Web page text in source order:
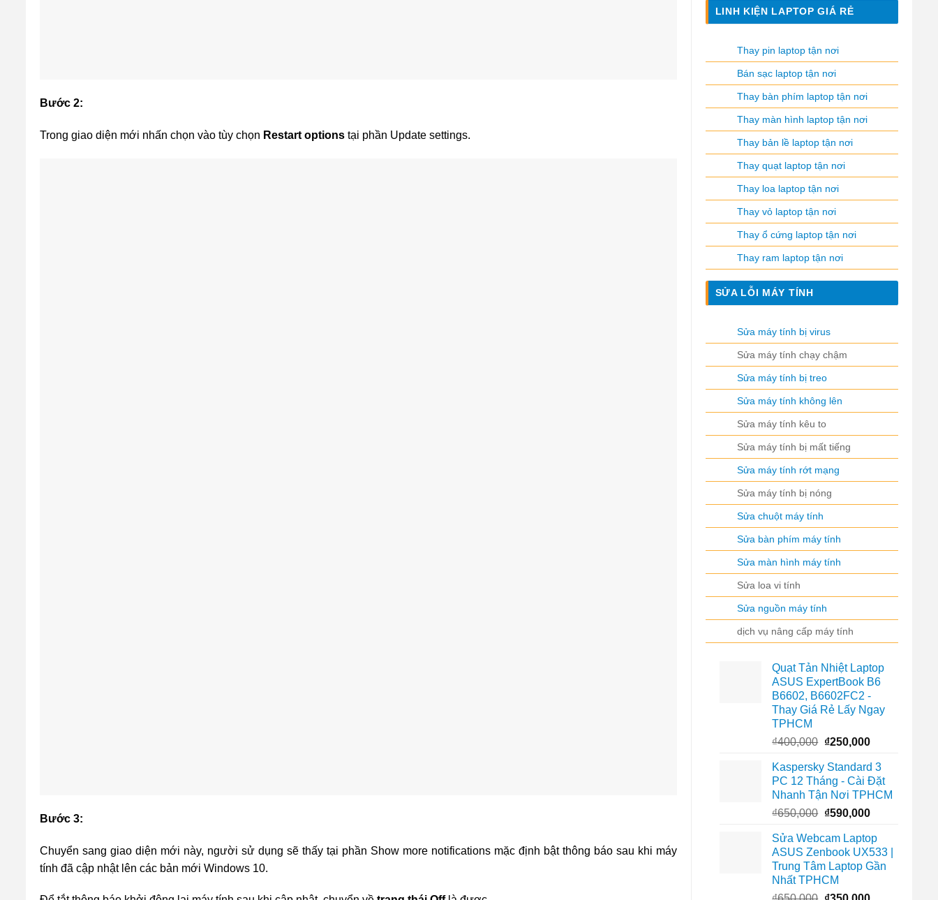
Bước 2:
Trong giao diện mới nhấn chọn vào tùy chọn Restart options tại phần Update settings.
Bước 3:
Chuyển sang giao diện mới này, người sử dụng sẽ thấy tại phần Show more notifications mặc định bật thông báo sau khi máy
tính đã cập nhật lên các bản mới Windows 10.
LINH KIỆN LAPTOP GIÁ RẺ
Thay pin laptop tận nơi
Bán sạc laptop tận nơi
Thay bàn phím laptop tận nơi
Thay màn hình laptop tận nơi
Thay bản lề laptop tận nơi
Thay quạt laptop tận nơi
Thay loa laptop tận nơi
Thay vỏ laptop tận nơi
Thay ổ cứng laptop tận nơi
Thay ram laptop tận nơi
SỬA LỖI MÁY TÍNH
Sửa máy tính bị virus
Sửa máy tính chạy chậm
Sửa máy tính bị treo
Sửa máy tính không lên
Sửa máy tính kêu to
Sửa máy tính bị mất tiếng
Sửa máy tính rớt mạng
Sửa máy tính bị nóng
Sửa chuột máy tính
Sửa bàn phím máy tính
Sửa màn hình máy tính
Sửa loa vi tính
Sửa nguồn máy tính
dịch vụ nâng cấp máy tính
Quạt Tản Nhiệt Laptop
ASUS ExpertBook B6
B6602, B6602FC2 -
Thay Giá Rẻ Lấy Ngay
TPHCM
₫400,000 Giá
là:
₫400,000.
₫250,000Giá
tại
là:
₫250,000.
Kaspersky Standard 3
PC 12 Tháng - Cài Đặt
Nhanh Tận Nơi TPHCM
₫650,000 Giá
là:
₫650,000.
₫590,000Giá
tại
là:
₫590,000.
Sửa Webcam Laptop
ASUS Zenbook UX533 |
Trung Tâm Laptop Gần
Nhất TPHCM
Giá Giá